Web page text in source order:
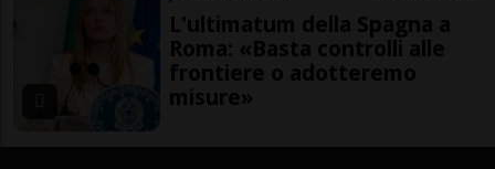
L'ultimatum della Spagna a
Roma: «Basta controlli alle
frontiere o adotteremo
misure»